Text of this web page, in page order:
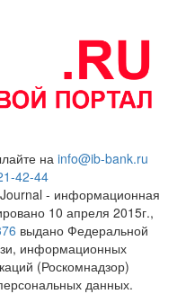
на info@ib-bank.ru
42-44
- информационная
10 апреля 2015г.,
выдано Федеральной
информационных
(Роскомнадзор)
данных.